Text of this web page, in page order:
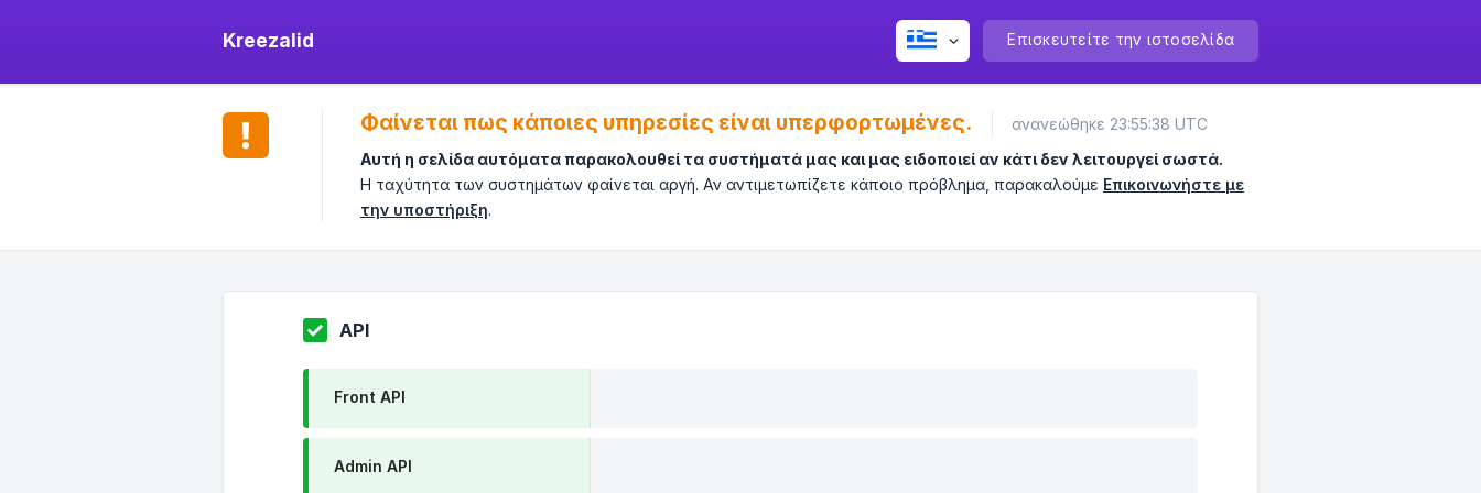
Kreezalid Επισκευτείτε την ιστοσελίδα
Φαίνεται πως κάποιες υπηρεσίες είναι υπερφορτωμένες.
ανανεώθηκε 23:55:38 UTC
Αυτή η σελίδα αυτόματα παρακολουθεί τα συστήματά μας και μας ειδοποιεί αν κάτι δεν λειτουργεί σωστά.
Η ταχύτητα των συστημάτων φαίνεται αργή. Αν αντιμετωπίζετε κάποιο πρόβλημα, παρακαλούμε Επικοινωνήστε με
την υποστήριξη.
API
Front API
Admin API